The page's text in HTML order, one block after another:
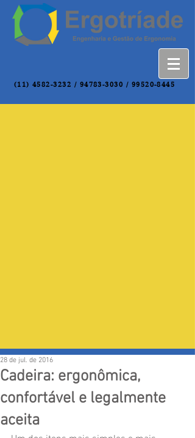
(11) 4582-3232 / 94783-3030 / 99520-8445
Cadeira: ergonômica,
confortável e legalmente
aceita
28 de jul. de 2016